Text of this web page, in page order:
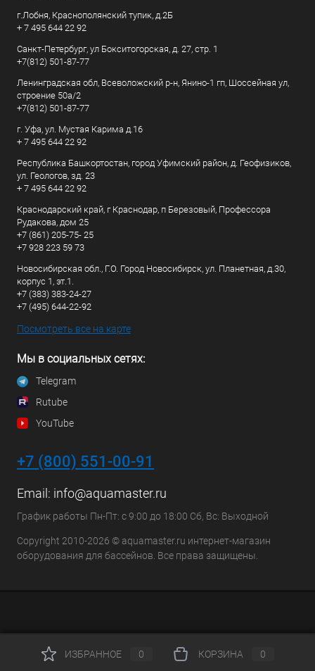
г.Лобня, Краснополянский тупик, д.2Б
+ 7 495 644 22 92
Санкт-Петербург, ул Бокситогорская, д. 27, стр. 1
+7(812) 501-87-77
Ленинградская обл, Всеволожский р-н, Янино-1 гп, Шоссейная ул,
строение 50а/2
+7(812) 501-87-77
г. Уфа, ул. Мустая Карима д.16
+ 7 495 644 22 92
Республика Башкортостан, город Уфимский район, д. Геофизиков,
ул. Геологов, зд. 23
+ 7 495 644 22 92
Краснодарский край, г Краснодар, п Березовый, Профессора
Рудакова, дом 25
+7 (861) 205-75- 25
+7 928 223 59 73
Новосибирская обл., Г.О. Город Новосибирск, ул. Планетная, д.30,
корпус 1, эт.1.
+7 (383) 383-24-27
+7 (495) 644-22-92
Посмотреть все на карте
Мы в социальных сетях:
Telegram
Rutube
YouTube
+7 (800) 551-00-91
Email: info@aquamaster.ru
График работы Пн-Пт: с 9:00 до 18:00 Сб, Вс: Выходной
Copyright 2010-2026 © aquamaster.ru интернет-магазин
оборудования для бассейнов. Все права защищены.
ИЗБРАННОЕ 0 КОРЗИНА 0